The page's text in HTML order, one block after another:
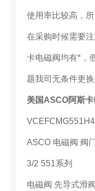
使用率比较高，
在采购时候需要
卡电磁阀均有*，
题我司无条件更换
美国ASCO阿斯
ASCO 电磁阀 阀
3/2 551系列
电磁阀 先导式滑